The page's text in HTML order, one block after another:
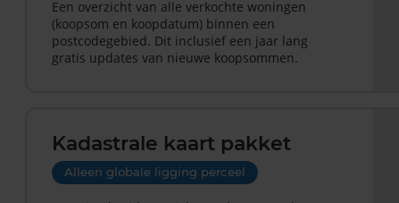
Een overzicht van alle verkochte woningen
(koopsom en koopdatum) binnen een
postcodegebied. Dit inclusief een jaar lang
gratis updates van nieuwe koopsommen.
Kadastrale kaart pakket
Alleen globale ligging perceel